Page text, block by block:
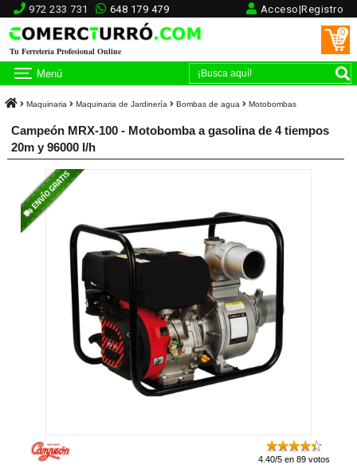
972 233 731 648 179 479 Acceso|Registro
Tu Ferretería Profesional Online
0
Menú
Maquinaria Maquinaria de Jardinería Bombas de agua Motobombas
Campeón MRX-100 - Motobomba a gasolina de 4 tiempos
20m y 96000 l/h
4.40/5 en 89 votos